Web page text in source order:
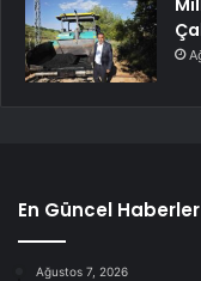
En Güncel Haberler
Ağustos 7, 2026